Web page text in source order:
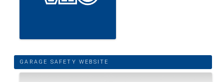
GARAGE SAFETY WEBSITE